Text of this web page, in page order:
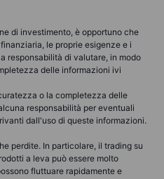
di investimento, è opportuno che
le proprie esigenze e i
responsabilità di valutare, in modo
delle informazioni ivi
o la completezza delle
responsabilità per eventuali
dall'uso di queste informazioni.
perdite. In particolare, il trading su
a leva può essere molto
fluttuare rapidamente e